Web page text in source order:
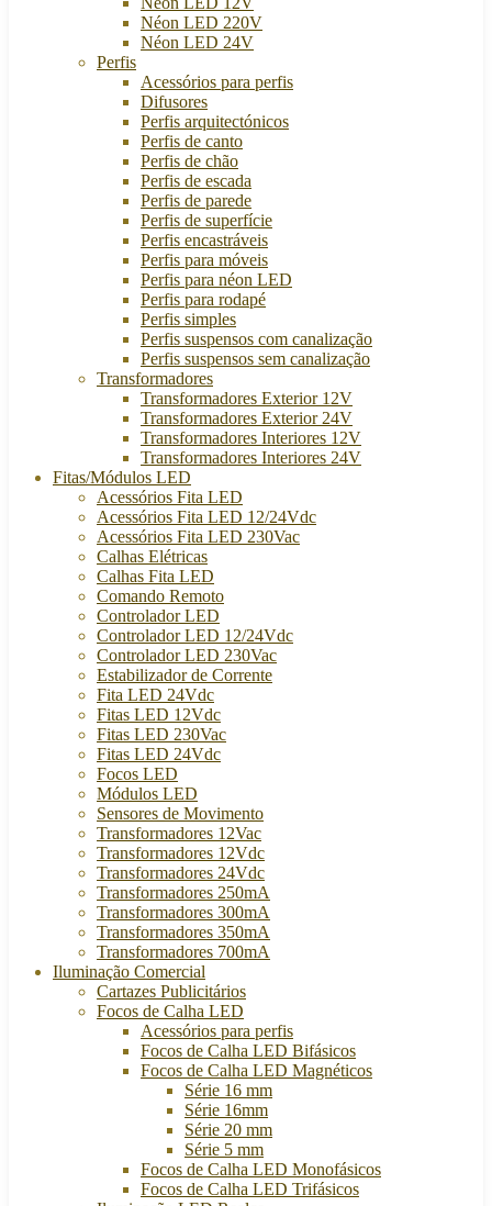
Néon LED 220V
Néon LED 24V
Perfis
Acessórios para perfis
Difusores
Perfis arquitectónicos
Perfis de canto
Perfis de chão
Perfis de escada
Perfis de parede
Perfis de superfície
Perfis encastráveis
Perfis para móveis
Perfis para néon LED
Perfis para rodapé
Perfis simples
Perfis suspensos com canalização
Perfis suspensos sem canalização
Transformadores
Transformadores Exterior 12V
Transformadores Exterior 24V
Transformadores Interiores 12V
Transformadores Interiores 24V
Fitas/Módulos LED
Acessórios Fita LED
Acessórios Fita LED 12/24Vdc
Acessórios Fita LED 230Vac
Calhas Elétricas
Calhas Fita LED
Comando Remoto
Controlador LED
Controlador LED 12/24Vdc
Controlador LED 230Vac
Estabilizador de Corrente
Fita LED 24Vdc
Fitas LED 12Vdc
Fitas LED 230Vac
Fitas LED 24Vdc
Focos LED
Módulos LED
Sensores de Movimento
Transformadores 12Vac
Transformadores 12Vdc
Transformadores 24Vdc
Transformadores 250mA
Transformadores 300mA
Transformadores 350mA
Transformadores 700mA
Iluminação Comercial
Cartazes Publicitários
Focos de Calha LED
Acessórios para perfis
Focos de Calha LED Bifásicos
Focos de Calha LED Magnéticos
Série 16 mm
Série 16mm
Série 20 mm
Série 5 mm
Focos de Calha LED Monofásicos
Focos de Calha LED Trifásicos